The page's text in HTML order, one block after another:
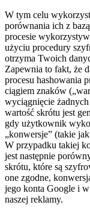
W tym celu
porównania ich z
procesie
użyciu procedury
otrzyma Twoich
Zapewnia to fakt, że
procesu hashowania
ciągiem znaków
wyciągnięcie
wartość skrótu jest
gdy użytkownik
„konwersje” (takie
W przypadku takiej
jest następnie
skrótu, które są
one zgodne,
jego konta Google i
naszej reklamy.